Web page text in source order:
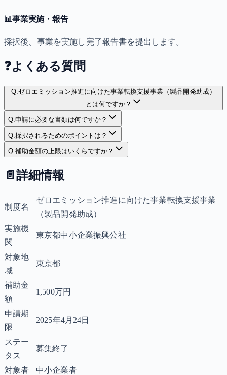
📊事業実施・報告
採択後、事業を実施し完了報告書を提出します。
❓よくある質問
Q.ゼロエミッション推進に向けた事業転換支援事業（製品開発助成）
とは何ですか？
Q.申請に必要な書類は何ですか？
Q.採択されるためのポイントは？
Q.補助金額の上限はいくらですか？
📄 詳細情報
制度名
ゼロエミッション推進に向けた事業転換支援事業
（製品開発助成）
実施機
関
東京都中小企業振興公社
対象地
域
東京都
補助金
額
1,500万円
申請期
限
2025年4月24日
ステー
タス
募集終了
対象者
中小企業者